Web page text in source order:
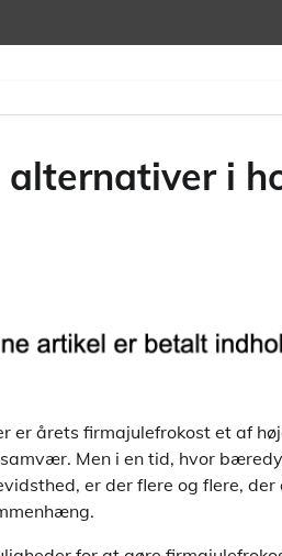
i
er årets firmajulefrokost et af
Men i en tid, hvor
er der flere og flere, der